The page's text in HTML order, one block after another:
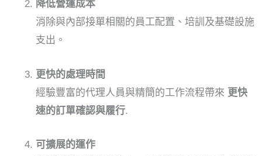
降低營運成本
消除與內部接單相關的員工配置、培訓及基礎設施
支出。
更快的處理時間
經驗豐富的代理人員與精簡的工作流程帶來 更快
速的訂單確認與履行.
可擴展的運作